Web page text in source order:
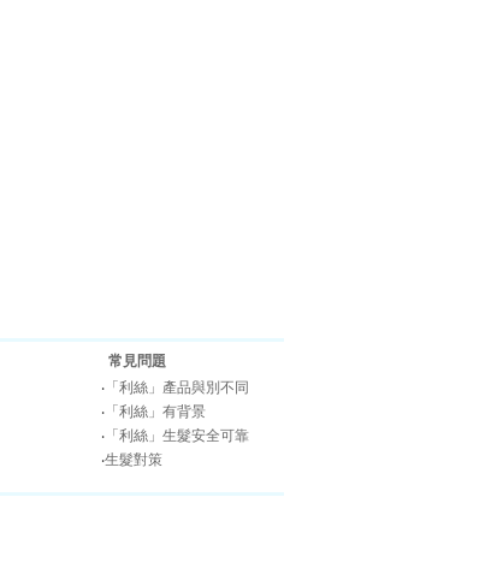
常見問題
‧ 「利絲」產品與別不同
‧ 「利絲」有背景
‧ 「利絲」生髮安全可靠
‧生髮對策